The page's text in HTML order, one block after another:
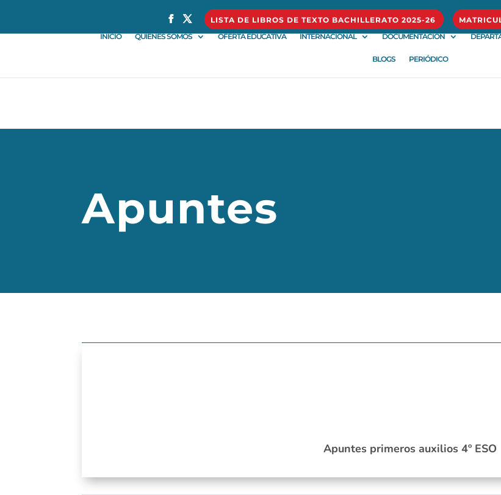
LISTA DE LIBROS DE TEXTO BACHILLERATO 2025-26
INICIO
QUIÉNES SOMOS OFERTA EDUCATIVA INTERNACIONAL DOCUMENTACIÓN
BLOGS PERIÓDICO
Apuntes
Apuntes primeros auxilios 4º ESO